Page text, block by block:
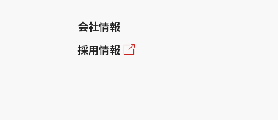
会社情報
採用情報